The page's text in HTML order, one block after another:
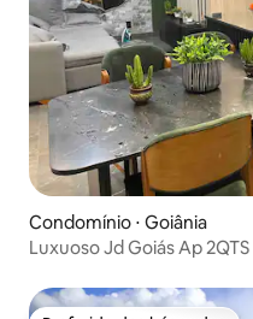
Condomínio ⋅ Goiânia